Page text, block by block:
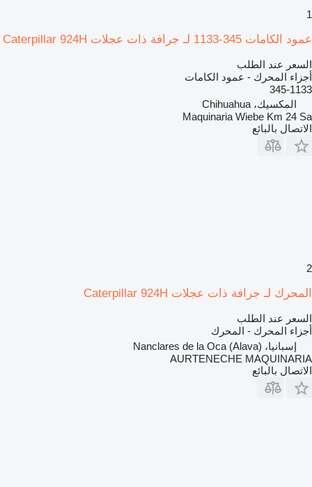
1
عمود الكامات 345-1133 لـ جرافة ذات عجلات Caterpillar 924H
السعر عند الطلب
أجزاء المحرك - عمود الكامات
345-1133
المكسيك، Chihuahua
Maquinaria Wiebe Km 24 Sa
الاتصال بالبائع
2
المحرك لـ جرافة ذات عجلات Caterpillar 924H
السعر عند الطلب
أجزاء المحرك - المحرك
إسبانيا، Nanclares de la Oca (Alava)
AURTENECHE MAQUINARIA
الاتصال بالبائع